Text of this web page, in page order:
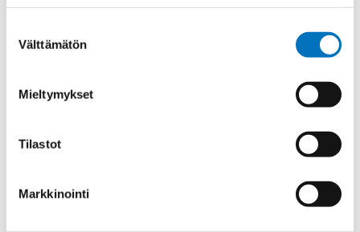
valinta
Välttämätön
Mieltymykset
Tilastot
Markkinointi
SK-PVC UL/CSA 7G2,5 (AWG14)
Ketjukaapeli KAWEFLEX 6100 ECO